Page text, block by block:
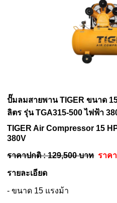
ปั๊มลมสายพาน TIGERขนาด
ลิตรรุ่น TGA315-500ไฟฟ้า
TIGER Air Compressor 15
380V
ราคาปกติ : 129,500 บาท ราค
รายละเอียด
- ขนาด 15 แรงม้า